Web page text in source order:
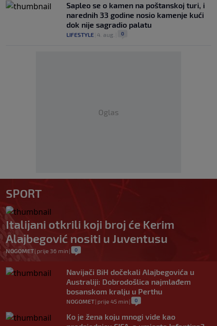
Saplео se o kamen na poštanskoj turi, i
narednih 33 godine nosio kamenje kući
dok nije sagradio palatu
LIFESTYLE 4. aug. 0
Oglas
SPORT
Italijani otkrili koji broj će Kerim
Alajbegović nositi u Juventusu
NOGOMET| prije 36 min | 0
Navijači BiH dočekali Alajbegovića u
Australiji: Dobrodošlica najmlađem
bosanskom kralju u Perthu
NOGOMET| prije 45 min | 0
Ko je žena koju mnogi vide kao